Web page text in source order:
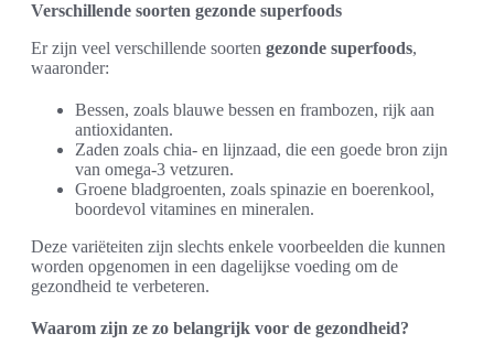
Verschillende soorten gezonde superfoods
Er zijn veel verschillende soorten gezonde superfoods,
waaronder:
Bessen, zoals blauwe bessen en frambozen, rijk aan
antioxidanten.
Zaden zoals chia- en lijnzaad, die een goede bron zijn
van omega-3 vetzuren.
Groene bladgroenten, zoals spinazie en boerenkool,
boordevol vitamines en mineralen.
Deze variëteiten zijn slechts enkele voorbeelden die kunnen
worden opgenomen in een dagelijkse voeding om de
gezondheid te verbeteren.
Waarom zijn ze zo belangrijk voor de gezondheid?